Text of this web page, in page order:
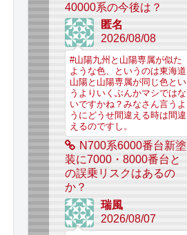
40000系の今後は？
匿名
2026/08/08
#山陽九州と山陽専属が似た
ような色、というのは東海道
山陽と山陽専属が同じ色とい
うよりいくぶんかマシではな
いですかね？みなさん言うよ
うにどうせ間違える時は間違
えるのですし。
N700系6000番台新塗
装に7000・8000番台と
の誤乗リスクはあるの
か？
瑞風
2026/08/07